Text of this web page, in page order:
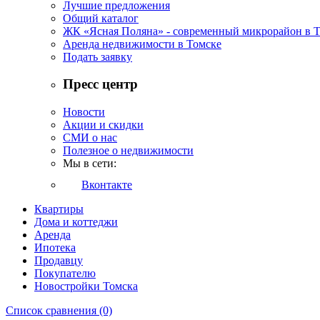
Лучшие предложения
Общий каталог
ЖК «Ясная Поляна» - современный микрорайон в
Аренда недвижимости в Томске
Подать заявку
Пресс центр
Новости
Акции и скидки
СМИ о нас
Полезное о недвижимости
Мы в сети:
Вконтакте
Квартиры
Дома и коттеджи
Аренда
Ипотека
Продавцу
Покупателю
Новостройки Томска
Список сравнения (0)